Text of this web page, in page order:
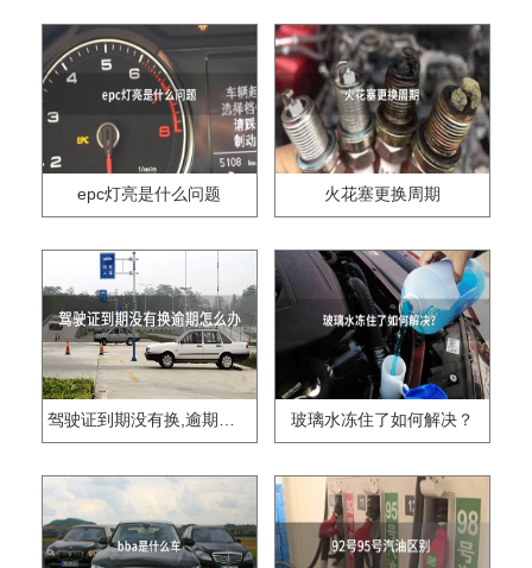
epc灯亮是什么问题 火花塞更换周期
驾驶证到期没有换,逾期怎么办?? 玻璃水冻住了如何解决？